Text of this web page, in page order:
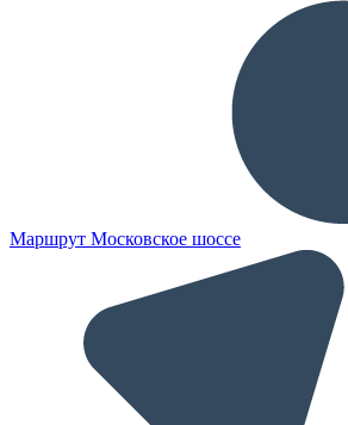
Маршрут Московское шоссе